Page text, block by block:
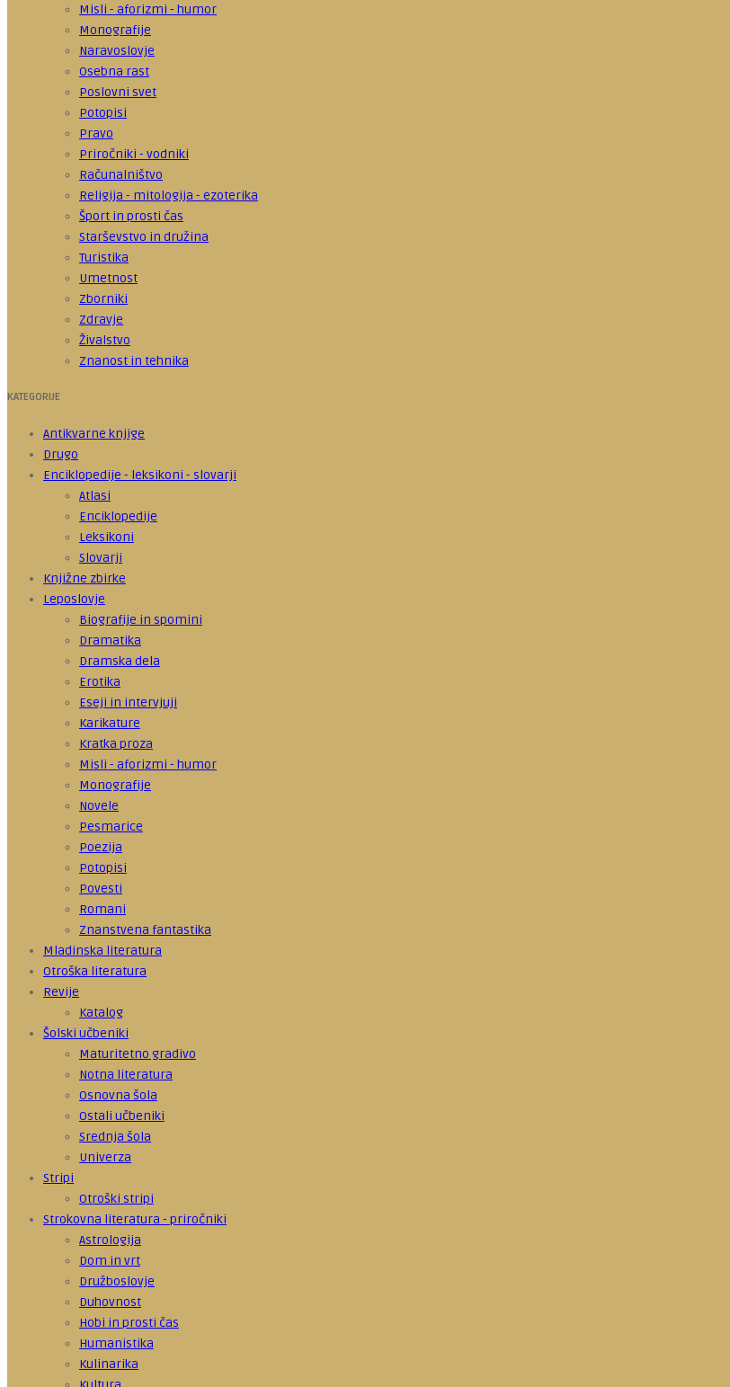
Misli - aforizmi - humor
Monografije
Naravoslovje
Osebna rast
Poslovni svet
Potopisi
Pravo
Priročniki - vodniki
Računalništvo
Religija - mitologija - ezoterika
Šport in prosti čas
Starševstvo in družina
Turistika
Umetnost
Zborniki
Zdravje
Živalstvo
Znanost in tehnika
KATEGORIJE
Antikvarne knjige
Drugo
Enciklopedije - leksikoni - slovarji
Atlasi
Enciklopedije
Leksikoni
Slovarji
Knjižne zbirke
Leposlovje
Biografije in spomini
Dramatika
Dramska dela
Erotika
Eseji in intervjuji
Karikature
Kratka proza
Misli - aforizmi - humor
Monografije
Novele
Pesmarice
Poezija
Potopisi
Povesti
Romani
Znanstvena fantastika
Mladinska literatura
Otroška literatura
Revije
Katalog
Šolski učbeniki
Maturitetno gradivo
Notna literatura
Osnovna šola
Ostali učbeniki
Srednja šola
Univerza
Stripi
Otroški stripi
Strokovna literatura - priročniki
Astrologija
Dom in vrt
Družboslovje
Duhovnost
Hobi in prosti čas
Humanistika
Kulinarika